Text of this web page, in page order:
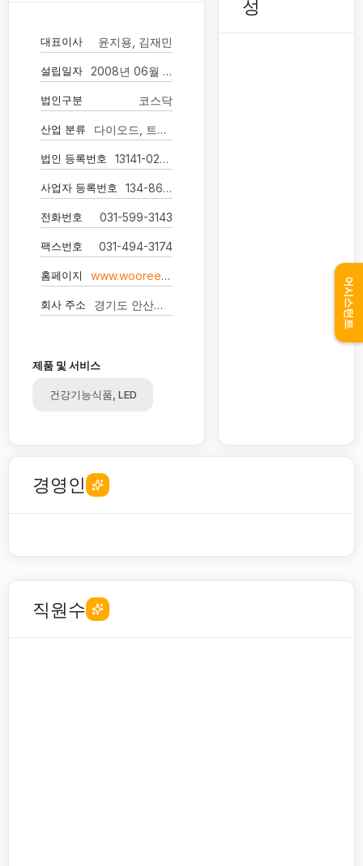
대표이사 윤지용, 김재민
설립일자 2008년 06월 09일
법인구분 코스닥
산업 분류 다이오드, 트랜지스터 및 유사 반도체 소자 제조업
법인 등록번호 13141-0212929
사업자 등록번호 134-86-48994
전화번호 031-599-3143
팩스번호 031-494-3174
홈페이지 www.wooreeenl.co.kr
회사 주소 경기도 안산시 단원구 성곡로 79
제품 및 서비스
건강기능식품, LED
성
경영인
직원수
어시스턴트